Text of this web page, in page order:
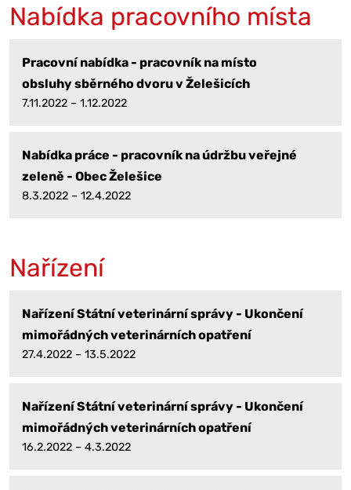
Nabídka pracovního místa
Pracovní nabídka - pracovník na místo
obsluhy sběrného dvoru v Želešicích
7.11.2022 – 1.12.2022
Nabídka práce - pracovník na údržbu veřejné
zeleně - Obec Želešice
8.3.2022 – 12.4.2022
Nařízení
Nařízení Státní veterinární správy - Ukončení
mimořádných veterinárních opatření
27.4.2022 – 13.5.2022
Nařízení Státní veterinární správy - Ukončení
mimořádných veterinárních opatření
16.2.2022 – 4.3.2022